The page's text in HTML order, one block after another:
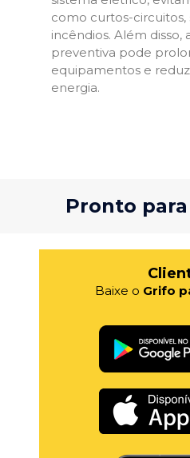
como curtos-circuitos,
incêndios. Além disso,
preventiva pode
equipamentos e
energia.
Pronto
Baixe o Grifo